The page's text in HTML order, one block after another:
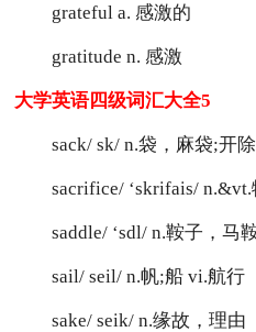
grateful a. 感激的
gratitude n. 感激
大学英语四级词汇大全5
sack/ sk/ n.袋，麻袋;开除
sacrifice/ ‘skrifais/
saddle/ ‘sdl/ n.鞍子，马
sail/ seil/ n.帆;船 vi.航行
sake/ seik/ n.缘故，理由